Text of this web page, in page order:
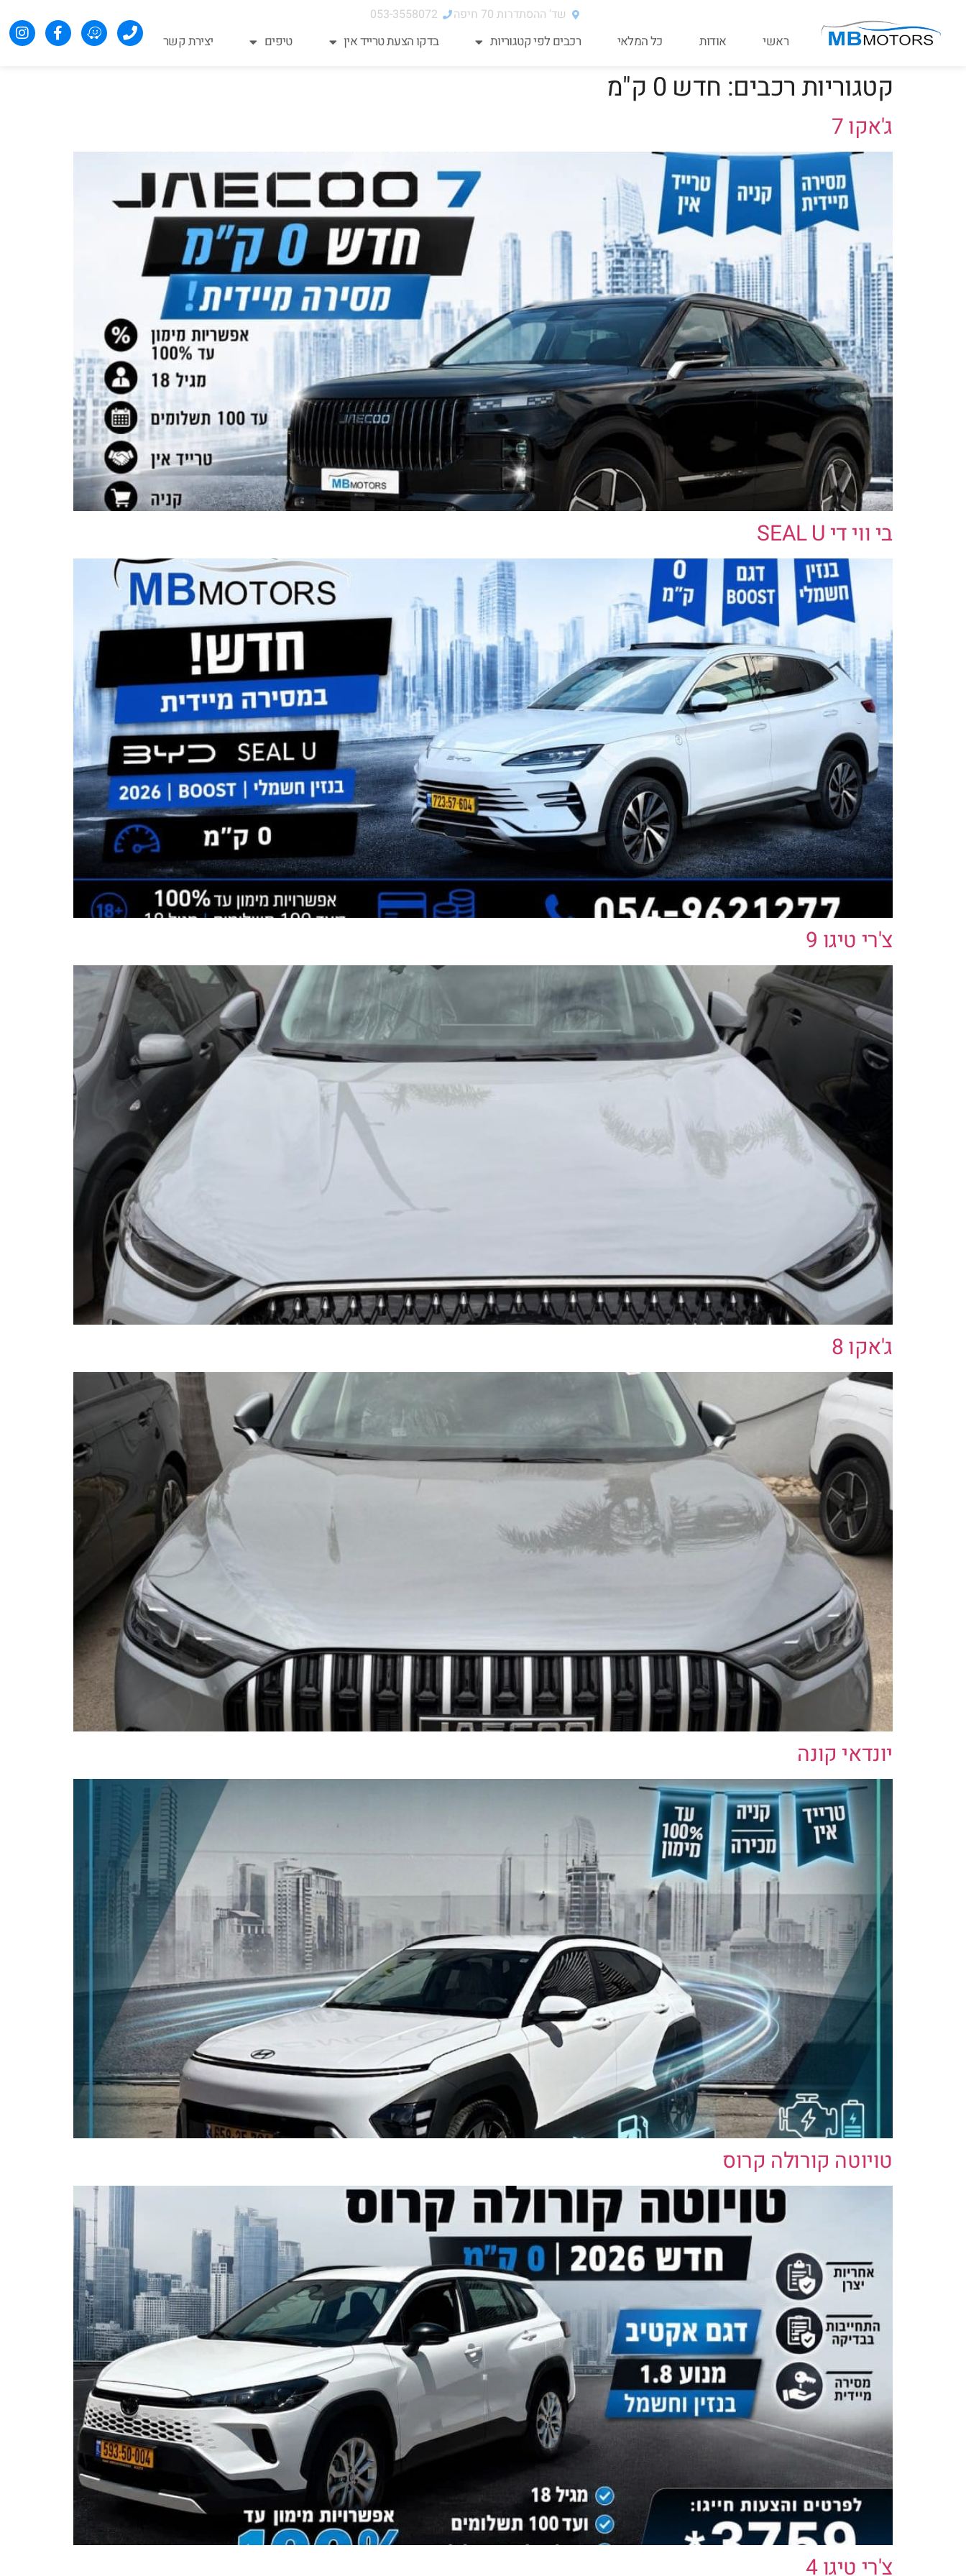
שד' ההסתדרות 70‏ חיפה 053-3558072
ראשי אודות כל המלאי רכבים לפי קטגוריות בדקו הצעת טרייד אין טיפים יצירת קשר
קטגוריות רכבים: חדש 0 ק"מ
ג'אקו 7
בי ווי די SEAL U
צ'רי טיגו 9
ג'אקו 8
יונדאי קונה
טויוטה קורולה קרוס
צ'רי טיגו 4